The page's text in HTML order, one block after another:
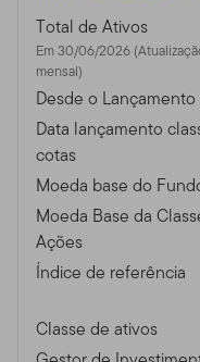
Total de Ativos
Em 30/06/2026 (Atualização
mensal)
Desde o Lançamento
Data lançamento
cotas
Moeda base do
Moeda Base da
Ações
Índice de referência
Classe de ativos